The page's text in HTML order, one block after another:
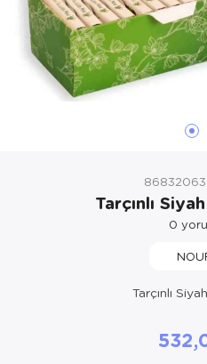
Tarçınlı
0
Tarçınlı